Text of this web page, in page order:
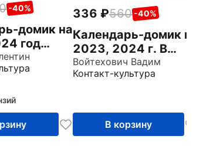
-40%
домик на
год
души
336 560 -40%
Календарь-домик на
2023, 2024 г. В
лабиринтах
времени. Стимпанк
Войтехович Вадим
Контакт-культура
В корзину